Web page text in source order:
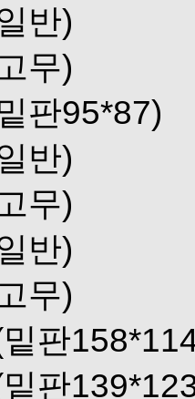
반)
무)
판95*87)
반)
무)
반)
무)
판
판